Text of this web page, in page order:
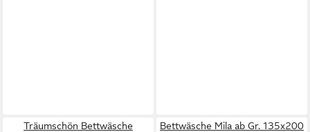
Träumschön Bettwäsche
Bettwäsche Mila ab Gr. 135x200